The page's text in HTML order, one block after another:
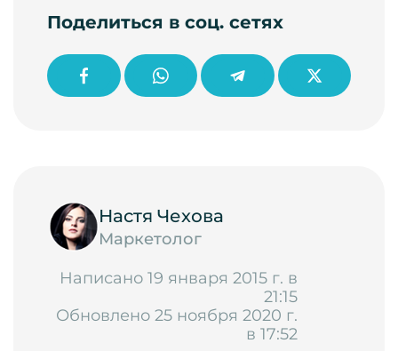
Поделиться в соц. сетях
Настя Чехова
Маркетолог
Написано 19 января 2015 г. в
21:15
Обновлено 25 ноября 2020 г.
в 17:52